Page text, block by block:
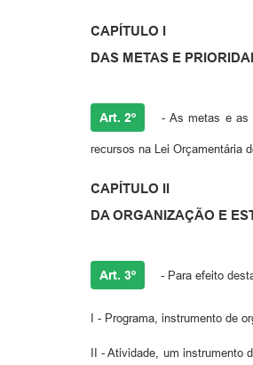
CAPÍTULO I
DAS METAS E
Art. 2º - As metas e as
recursos na Lei Orçamentária
CAPÍTULO II
DA ORGANIZAÇÃO E
Art. 3º - Para efeito
I - Programa, instrumento de
II - Atividade, um